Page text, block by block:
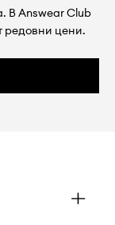
В Answear Club
редовни цени.